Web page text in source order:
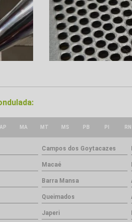
AP MA MT MS PB PI RN
Campos dos Goytacazes
Macaé
Barra Mansa
Queimados
Japeri